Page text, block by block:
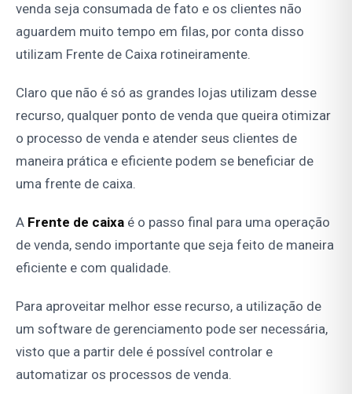
venda seja consumada de fato e os clientes não
aguardem muito tempo em filas, por conta disso
utilizam Frente de Caixa rotineiramente.
Claro que não é só as grandes lojas utilizam desse
recurso, qualquer ponto de venda que queira otimizar
o processo de venda e atender seus clientes de
maneira prática e eficiente podem se beneficiar de
uma frente de caixa.
A Frente de caixa é o passo final para uma operação
de venda, sendo importante que seja feito de maneira
eficiente e com qualidade.
Para aproveitar melhor esse recurso, a utilização de
um software de gerenciamento pode ser necessária,
visto que a partir dele é possível controlar e
automatizar os processos de venda.